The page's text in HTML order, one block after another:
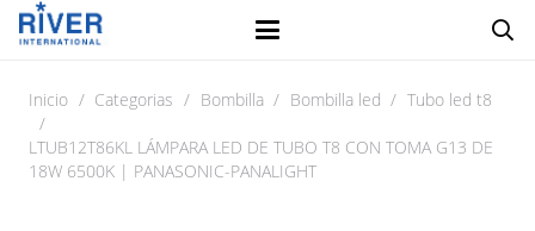
Inicio / Categorias / Bombilla / Bombilla led / Tubo led t8
/
LTUB12T86KL LÁMPARA LED DE TUBO T8 CON TOMA G13 DE
18W 6500K | PANASONIC-PANALIGHT